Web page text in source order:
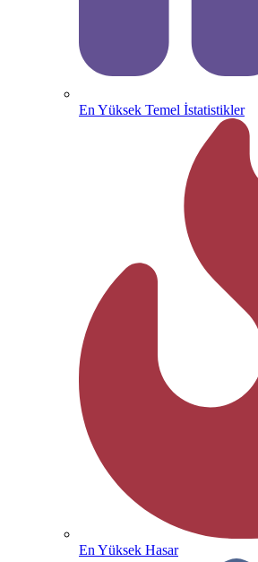
En Yüksek Temel İstatistikler
En Yüksek Hasar